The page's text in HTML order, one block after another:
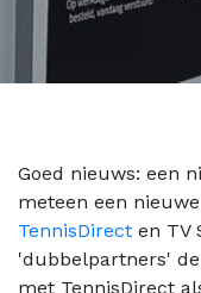
Goed nieuws: een
meteen een
TennisDirect en TV
'dubbelpartners'
met TennisDirect